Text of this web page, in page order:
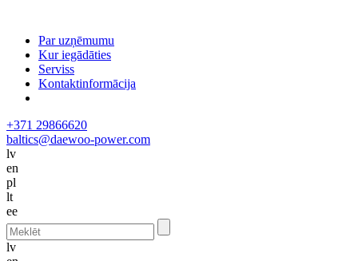
Par uzņēmumu
Kur iegādāties
Serviss
Kontaktinformācija
+371 29866620
baltics@daewoo-power.com
lv
en
pl
lt
ee
lv